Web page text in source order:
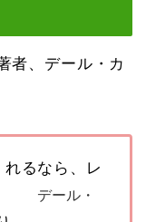
者、デール・カ
るなら、レ
」 デール・